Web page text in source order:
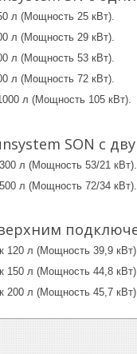
л (Мощность 25 кВт).
л (Мощность 29 кВт).
л (Мощность 53 кВт).
л (Мощность 72 кВт).
л (Мощность 105 кВт).
SON с
л (Мощность 53/21 кВт).
л (Мощность 72/34 кВт).
120 л (Мощность 39,9 кВт).
150 л (Мощность 44,8 кВт).
200 л (Мощность 45,7 кВт).